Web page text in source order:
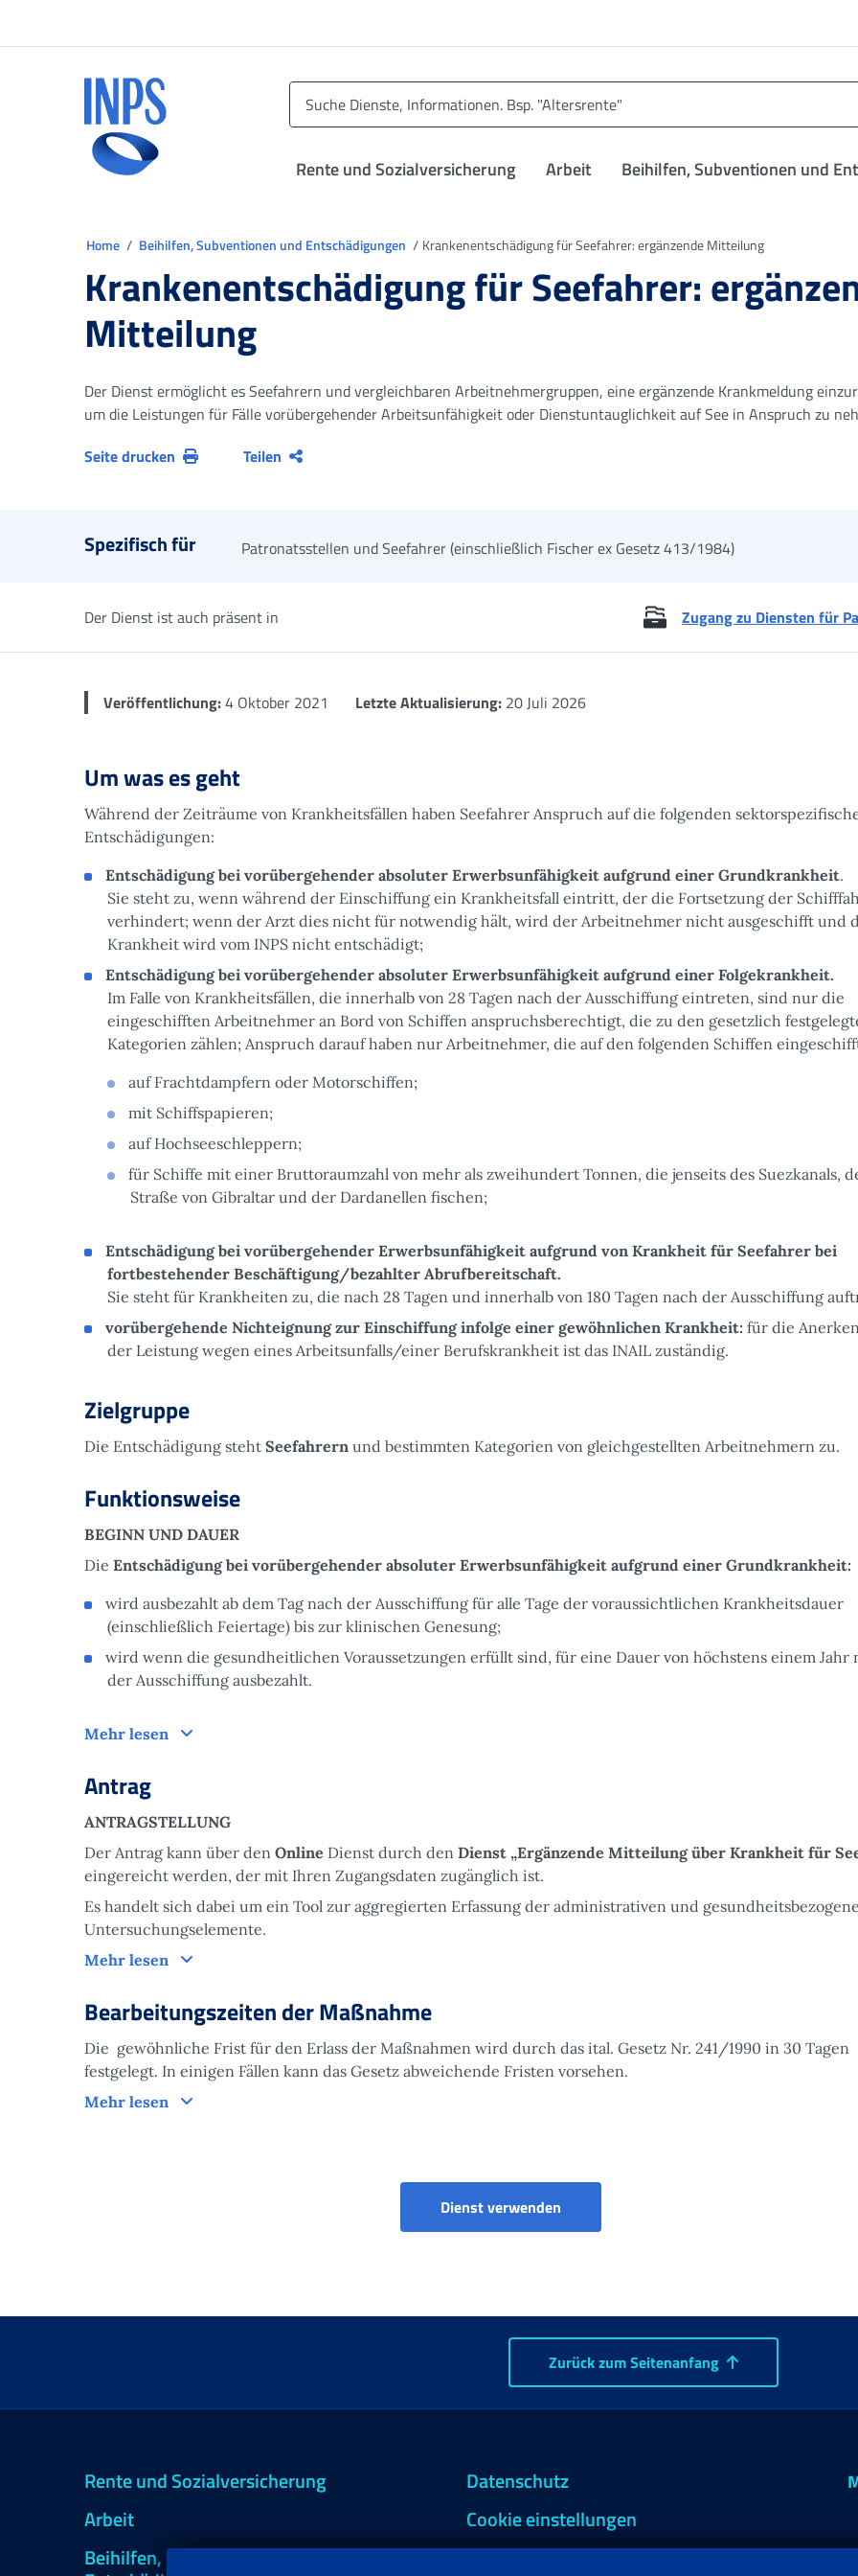
Rente und Sozialversicherung Arbeit Beihilfen, Subventionen und
Home Beihilfen, Subventionen und Entschädigungen Krankenentschädigung für Seefahrer: ergänzende Mitteilung
Krankenentschädigung für Seefahrer:
Mitteilung
Der Dienst ermöglicht es Seefahrern und vergleichbaren Arbeitnehmergruppen, eine ergänzende Krankmeldung
um die Leistungen für Fälle vorübergehender Arbeitsunfähigkeit oder Dienstuntauglichkeit auf See in Anspruch zu
Seite drucken
Teilen
Spezifisch für Patronatsstellen und Seefahrer (einschließlich Fischer ex Gesetz 413/1984)
Der Dienst ist auch präsent in Zugang zu Diensten für
Veröffentlichung:4 Oktober 2021 Letzte Aktualisierung: 20 Juli 2026
Um was es geht
Während der Zeiträume von Krankheitsfällen haben Seefahrer Anspruch auf die folgenden
Entschädigungen:
Entschädigung bei vorübergehender absoluter Erwerbsunfähigkeit aufgrund einer Grundkrankheit.
Sie steht zu, wenn während der Einschiffung ein Krankheitsfall eintritt, der die Fortsetzung der
verhindert; wenn der Arzt dies nicht für notwendig hält, wird der Arbeitnehmer nicht ausgeschifft und
Krankheit wird vom INPS nicht entschädigt;
Entschädigung bei vorübergehender absoluter Erwerbsunfähigkeit aufgrund einer Folgekrankheit.
Im Falle von Krankheitsfällen, die innerhalb von 28 Tagen nach der Ausschiffung eintreten, sind nur die
eingeschifften Arbeitnehmer an Bord von Schiffen anspruchsberechtigt, die zu den gesetzlich
Kategorien zählen; Anspruch darauf haben nur Arbeitnehmer, die auf den folgenden Schiffen
auf Frachtdampfern oder Motorschiffen;
mit Schiffspapieren;
auf Hochseeschleppern;
für Schiffe mit einer Bruttoraumzahl von mehr als zweihundert Tonnen, die jenseits des Suezkanals,
Straße von Gibraltar und der Dardanellen fischen;
Entschädigung bei vorübergehender Erwerbsunfähigkeit aufgrund von Krankheit für Seefahrer bei
fortbestehender Beschäftigung/bezahlter Abrufbereitschaft.
Sie steht für Krankheiten zu, die nach 28 Tagen und innerhalb von 180 Tagen nach der Ausschiffung
vorübergehende Nichteignung zur Einschiffung infolge einer gewöhnlichen Krankheit: für die
der Leistung wegen eines Arbeitsunfalls/einer Berufskrankheit ist das INAIL zuständig.
Zielgruppe
Die Entschädigung steht Seefahrern und bestimmten Kategorien von gleichgestellten Arbeitnehmern zu.
Funktionsweise
BEGINN UND DAUER
Die Entschädigung bei vorübergehender absoluter Erwerbsunfähigkeit aufgrund einer Grundkrankheit:
wird ausbezahlt ab dem Tag nach der Ausschiffung für alle Tage der voraussichtlichen Krankheitsdauer
(einschließlich Feiertage) bis zur klinischen Genesung;
wird wenn die gesundheitlichen Voraussetzungen erfüllt sind, für eine Dauer von höchstens einem Jahr
der Ausschiffung ausbezahlt.
Mehr lesen Funktionsweise
Antrag
ANTRAGSTELLUNG
Der Antrag kann über den Online Dienst durch den Dienst „Ergänzende Mitteilung über Krankheit für
eingereicht werden, der mit Ihren Zugangsdaten zugänglich ist.
Es handelt sich dabei um ein Tool zur aggregierten Erfassung der administrativen und
Untersuchungselemente.
Mehr lesen
Antrag
Bearbeitungszeiten der Maßnahme
Die gewöhnliche Frist für den Erlass der Maßnahmen wird durch das ital. Gesetz Nr. 241/1990 in 30 Tagen
festgelegt. In einigen Fällen kann das Gesetz abweichende Fristen vorsehen.
Mehr lesen
Bearbeitungszeiten der Maßnahme
Dienst verwenden
Zurück zum Seitenanfang
Rente und Sozialversicherung
Arbeit
Beihilfen, Subventionen und
Datenschutz
Cookie einstellungen